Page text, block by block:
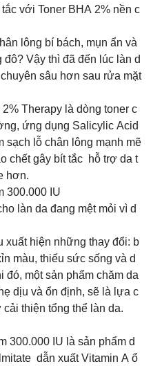
với Toner BHA 2% nền c
lông bí bách, mụn ẩn và
Vậy thì đã đến lúc làn d
sâu hơn sau rửa mặt
Therapy là dòng toner c
ứng dụng Salicylic Acid
sạch lỗ chân lông mạnh mẽ
chết gây bít tắc hỗ trợ da t
hơn.
300.000 IU
làn da đang mệt mỏi vì d
xuất hiện những thay đổi: b
màu, thiếu sức sống và d
đó, một sản phẩm chăm da
dịu và ổn định, sẽ là lựa c
thiện tổng thể làn da.
300.000 IU là sản phẩm d
dẫn xuất Vitamin A ổ